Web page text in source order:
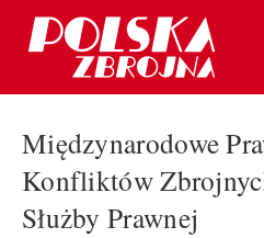
Międzynarodowe
Konfliktów
Służby Prawnej